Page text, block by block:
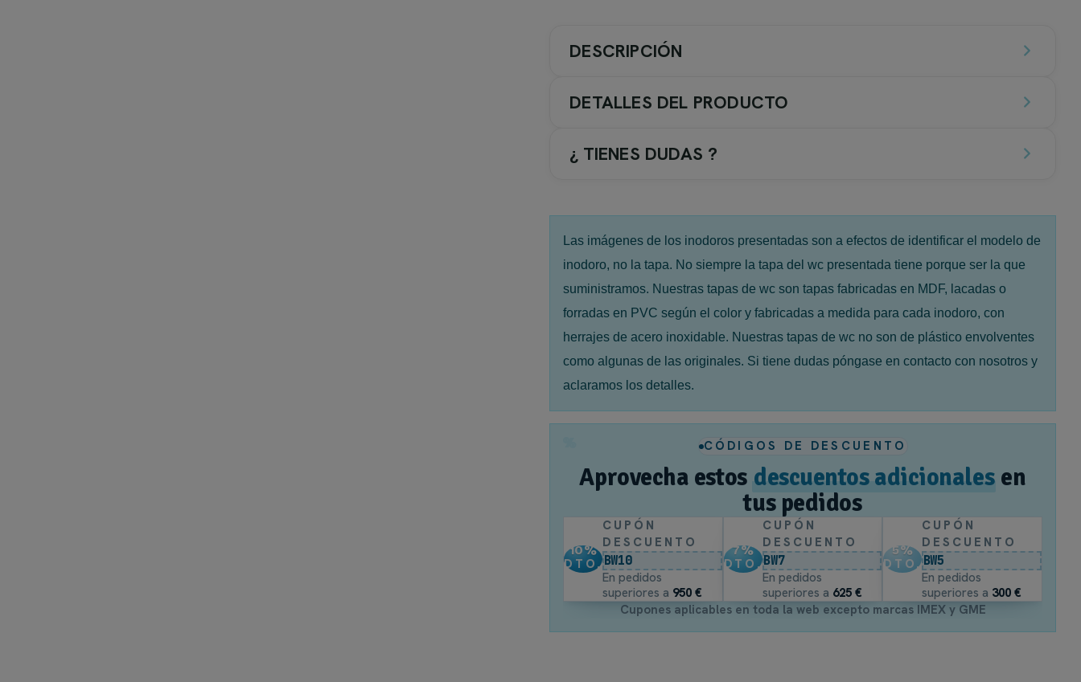
DESCRIPCIÓN
DETALLES DEL PRODUCTO
¿ TIENES DUDAS ?
Las imágenes de los inodoros presentadas son a efectos de identificar el modelo de
inodoro, no la tapa. No siempre la tapa del wc presentada tiene porque ser la que
suministramos. Nuestras tapas de wc son tapas fabricadas en MDF, lacadas o
forradas en PVC según el color y fabricadas a medida para cada inodoro, con
herrajes de acero inoxidable. Nuestras tapas de wc no son de plástico envolventes
como algunas de las originales. Si tiene dudas póngase en contacto con nosotros y
aclaramos los detalles.
CÓDIGOS DE DESCUENTO
Aprovecha estos descuentos adicionales en
tus pedidos
10%
DTO.
CUPÓN
DESCUENTO
BW10
En pedidos
superiores a 950 €
7%
DTO.
CUPÓN
DESCUENTO
BW7
En pedidos
superiores a 625 €
5%
DTO.
CUPÓN
DESCUENTO
BW5
En pedidos
superiores a 300 €
Cupones aplicables en toda la web excepto marcas IMEX y GME